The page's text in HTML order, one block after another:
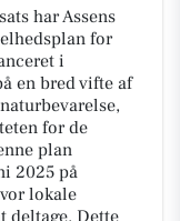
har Assens
for
i
en bred vifte af
for de
plan
2025 på
lokale
deltage. Dette